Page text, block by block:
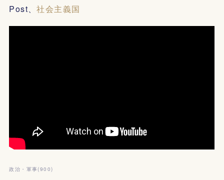
Post、社会主義国
政治・軍事(900)